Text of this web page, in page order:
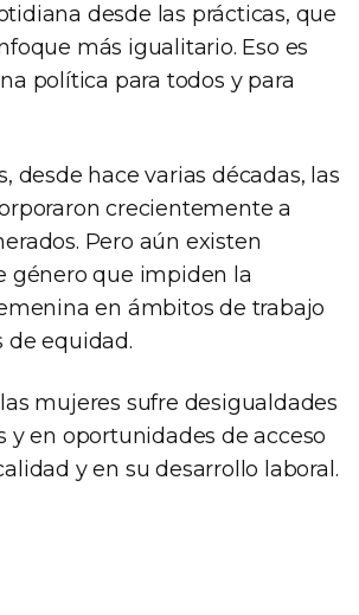
desde las prácticas, que
más igualitario. Eso es
política para todos y para
desde hace varias décadas, las
crecientemente a
Pero aún existen
género que impiden la
en ámbitos de trabajo
de equidad.
mujeres sufre desigualdades
y en oportunidades de acceso
y en su desarrollo laboral.